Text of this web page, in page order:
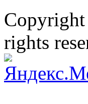
rights